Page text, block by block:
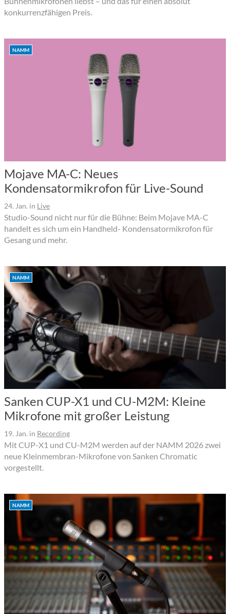
konkurrenzfähigen Preis.
NAMM
Mojave MA-C: Neues
Kondensatormikrofon für Live-Sound
24. Jan. in Live
Studio-Sound nicht nur für die Bühne: Beim Mojave MA-C
handelt es sich um ein Handheld- Kondensatormikrofon für
Gesang und mehr.
NAMM
Sanken CUP-X1 und CU-M2M: Kleine
Mikrofone mit großer Leistung
19. Jan. in Recording
Mit CUP-X1 und CU-M2M werden auf der NAMM 2026 zwei
neue Kleinmembran-Mikrofone von Sanken Chromatic
vorgestellt.
NAMM